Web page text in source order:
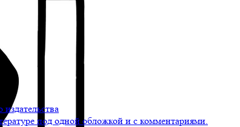
под одной обложкой и с комментариями.